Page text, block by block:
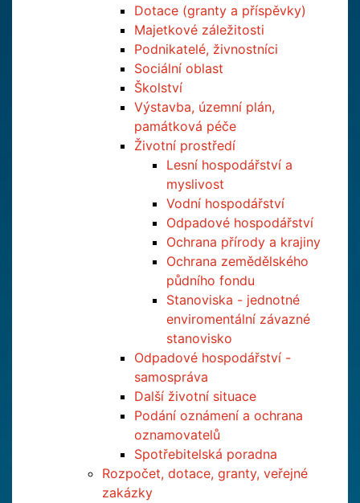
Dotace (granty a příspěvky)
Majetkové záležitosti
Podnikatelé, živnostníci
Sociální oblast
Školství
Výstavba, územní plán,
památková péče
Životní prostředí
Lesní hospodářství a
myslivost
Vodní hospodářství
Odpadové hospodářství
Ochrana přírody a krajiny
Ochrana zemědělského
půdního fondu
Stanoviska - jednotné
enviromentální závazné
stanovisko
Odpadové hospodářství -
samospráva
Další životní situace
Podání oznámení a ochrana
oznamovatelů
Spotřebitelská poradna
Rozpočet, dotace, granty, veřejné
zakázky